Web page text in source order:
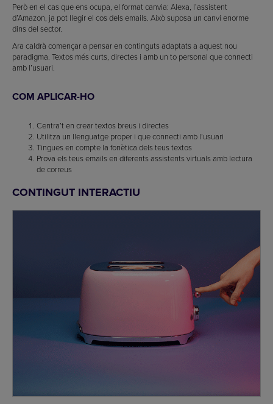
Però en el cas que ens ocupa, el format canvia: Alexa, l’assistent
d’Amazon, ja pot llegir el cos dels emails. Això suposa un canvi enorme
dins del sector.
Ara caldrà començar a pensar en continguts adaptats a aquest nou
paradigma. Textos més curts, directes i amb un to personal que connecti
amb l’usuari.
COM APLICAR-HO
Centra’t en crear textos breus i directes
Utilitza un llenguatge proper i que connecti amb l’usuari
Tingues en compte la fonètica dels teus textos
Prova els teus emails en diferents assistents virtuals amb lectura
de correus
CONTINGUT INTERACTIU